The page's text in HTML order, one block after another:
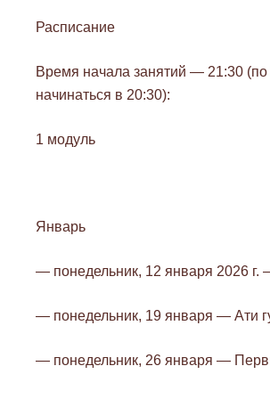
Расписание
Время начала занятий — 21:30
начинаться в 20:30):
1 модуль
Январь
— понедельник, 12 января 2026 г.
— понедельник, 19 января — Ати
— понедельник, 26 января —